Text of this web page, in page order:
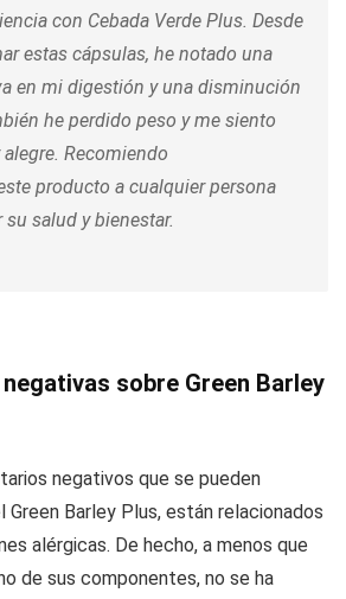
con Cebada Verde Plus. Desde
estas cápsulas, he notado una
en mi digestión y una disminución
he perdido peso y me siento
Recomiendo
producto a cualquier persona
salud y bienestar.
sobre Green Barley
negativos que se pueden
Barley Plus, están relacionados
alérgicas. De hecho, a menos que
de sus componentes, no se ha